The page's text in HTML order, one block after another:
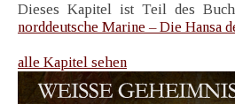
Dieses Kapitel ist Teil des
norddeutsche Marine – Die Hansa
alle Kapitel sehen